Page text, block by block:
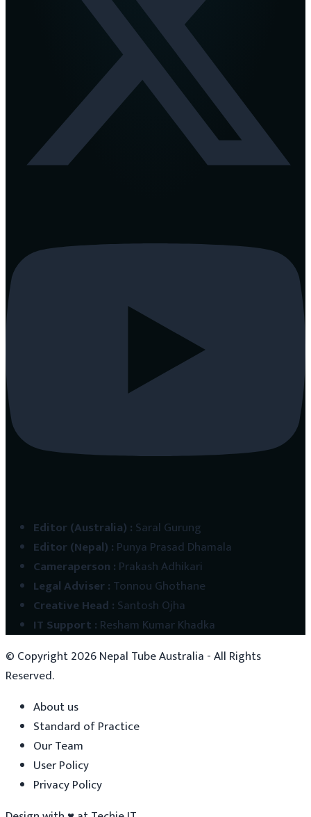
Editor (Australia) : Saral Gurung
Editor (Nepal) : Punya Prasad Dhamala
Cameraperson : Prakash Adhikari
Legal Adviser: Tonnou Ghothane
Creative Head : Santosh Ojha
IT Support : Resham Kumar Khadka
© Copyright2026Nepal Tube Australia - All Rights
Reserved.
About us
Standard of Practice
Our Team
User Policy
Privacy Policy